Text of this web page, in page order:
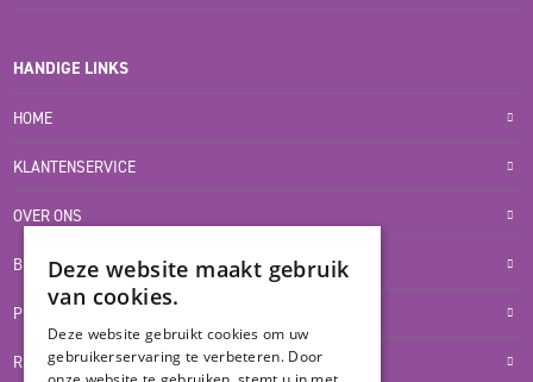
HANDIGE LINKS
HOME
KLANTENSERVICE
OVER ONS
BLOG
PRIVACYVERKLARING
RETOUR- EN TERUGBETALINGSBELEID
Deze website maakt gebruik
van cookies.
Deze website gebruikt cookies om uw
gebruikerservaring te verbeteren. Door